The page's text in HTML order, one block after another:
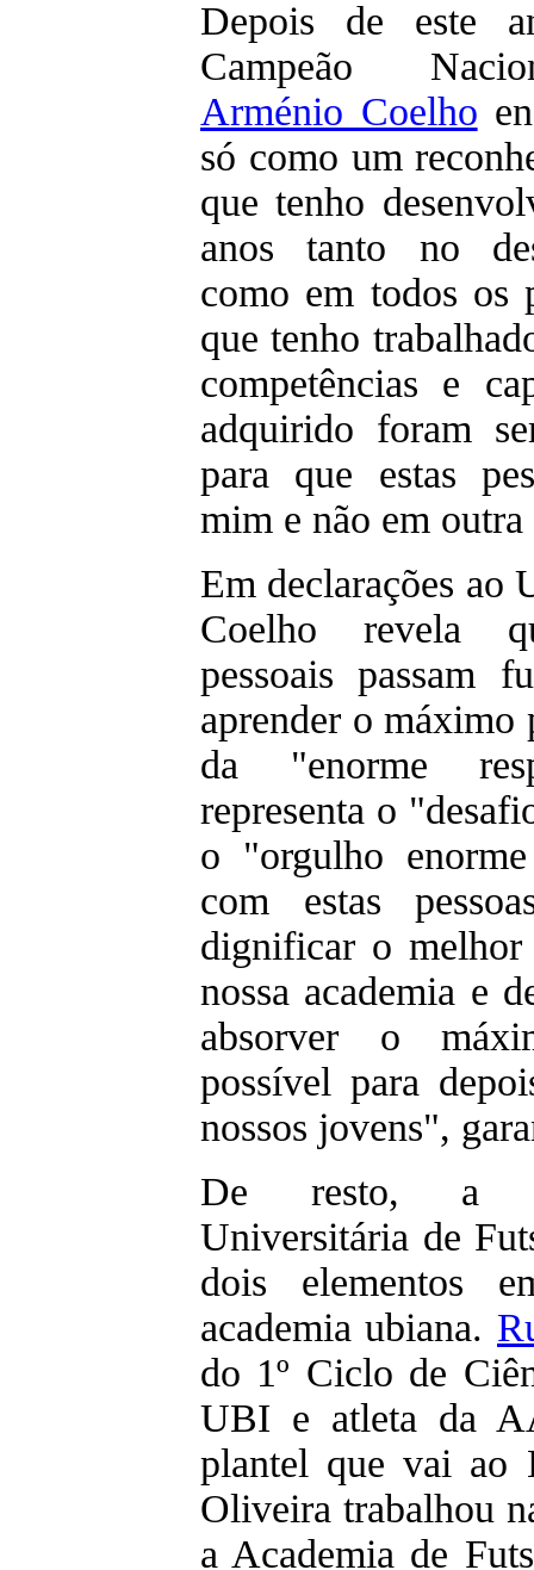
Depois de este
Campeão
Arménio Coelho
só como um
que tenho
anos tanto no
como em todos os
que tenho
competências e
adquirido foram
para que estas
mim e não em outra
Em declarações ao
Coelho revela
pessoais passam
aprender o máximo
da "enorme
representa o
o "orgulho
com estas
dignificar o melhor
nossa academia e
absorver o
possível para
nossos jovens",
De resto, a
Universitária de
dois elementos
academia ubiana.
do 1º Ciclo de
UBI e atleta da
plantel que vai ao
Oliveira trabalhou
a Academia de